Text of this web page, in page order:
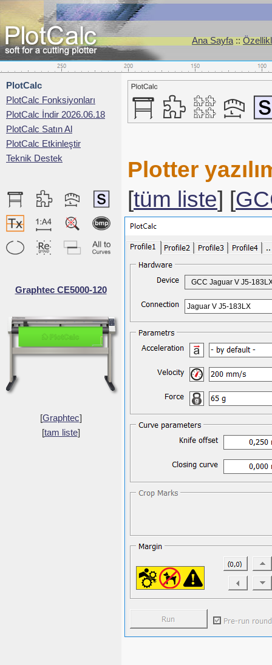
Ana Sayfa::
PlotCalc
PlotCalc Fonksiyonları
PlotCalc İndir 2026.06.18
PlotCalc Satın Al
PlotCalc Etkinleştir
Teknik Destek
Graphtec CE5000-120
[Graphtec]
[tam liste]
Plotter
[tüm liste] [
GCC Jaguar V J5-
Jaguar V J5-183LX